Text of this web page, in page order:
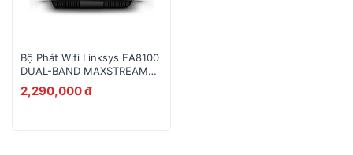
Bộ Phát Wifi Linksys EA8100
DUAL-BAND MAXSTREAM
AC2600
2,290,000 đ